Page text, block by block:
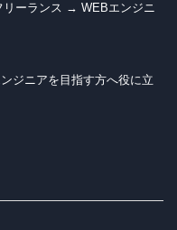
ーランス → WEBエンジニ
ジニアを目指す方へ役に立